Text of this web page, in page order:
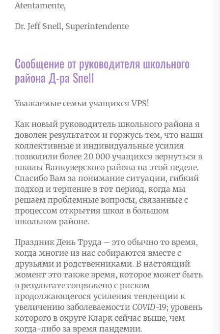
Atentamente,
Dr. Jeff Snell, Superintendente
Сообщение от руководителя школьного
района Д-ра Snell
Уважаемые семьи учащихся VPS!
Как новый руководитель школьного района я
доволен результатом и горжусь тем, что наши
коллективные и индивидуальные усилия
позволили более 20 000 учащихся вернуться в
школы Ванкуверского района на этой неделе.
Спасибо Вам за понимание ситуации, гибкий
подход и терпение в тот период, когда мы
решаем проблемные вопросы, связанные с
процессом открытия школ в большом
школьном районе.
Праздник День Труда – это обычно то время,
когда многие из нас собираются вместе с
друзьями и родственниками. В настоящий
момент это также время, которое может быть
в результате сопряжено с риском
продолжающегося усиления тенденции к
увеличению заболеваемости COVID-19; уровень
которого в округе Кларк сейчас выше, чем
когда-либо за время пандемии.